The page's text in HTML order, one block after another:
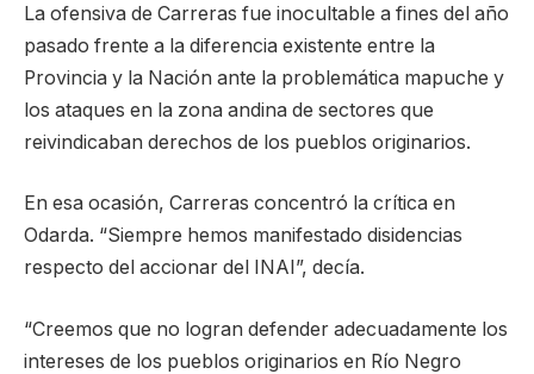
La ofensiva de Carreras fue inocultable a fines del año
pasado frente a la diferencia existente entre la
Provincia y la Nación ante la problemática mapuche y
los ataques en la zona andina de sectores que
reivindicaban derechos de los pueblos originarios.
En esa ocasión, Carreras concentró la crítica en
Odarda. “Siempre hemos manifestado disidencias
respecto del accionar del INAI”, decía.
“Creemos que no logran defender adecuadamente los
intereses de los pueblos originarios en Río Negro